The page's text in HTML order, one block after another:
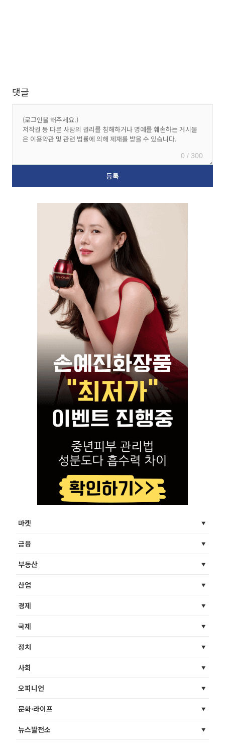
댓글
0 / 300
마켓
금융
부동산
산업
경제
국제
정치
사회
오피니언
문화·라이프
뉴스발전소